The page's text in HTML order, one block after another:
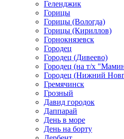
Геленджик
Горицы
Горицы (Вологда)
Горицы (Кириллов)
Горнокнязевск
Городец
Городец (Дивеево)
Городец (на т/х
Городец (Нижний
Гремячинск
Грозный
Давид городок
Даппарай
День в море
День на борту